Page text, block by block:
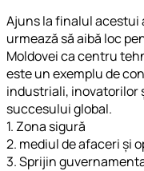
Ajuns la finalul acestui
urmează să aibă loc
Moldovei ca centru
este un exemplu de
industriali, inovatorilor
succesului global.
1. Zona sigură
2. mediul de afaceri și
3. Sprijin